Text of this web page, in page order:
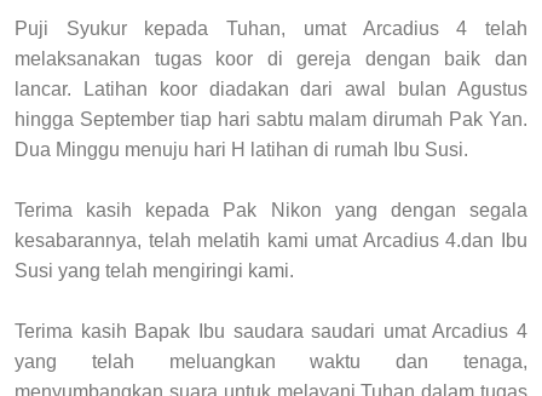
Puji Syukur kepada Tuhan, umat Arcadius 4 telah
melaksanakan tugas koor di gereja dengan baik dan
lancar.
Latihan koor diadakan dari awal bulan Agustus
hingga September tiap hari sabtu malam dirumah Pak Yan.
Dua Minggu menuju hari H latihan di rumah Ibu Susi.
Terima kasih kepada Pak Nikon yang dengan segala
kesabarannya, telah melatih kami umat Arcadius 4.dan Ibu
Susi yang telah mengiringi kami.
Terima kasih Bapak Ibu saudara saudari umat Arcadius 4
yang telah meluangkan waktu dan tenaga,